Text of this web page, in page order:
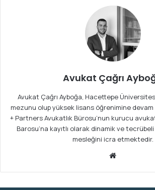
Avukat Çağrı
Avukat Çağrı Ayboğa, Hacettepe
mezunu olup yüksek lisans öğrenimine
+ Partners Avukatlık Bürosu’nun kurucu
Barosu’na kayıtlı olarak dinamik ve
mesleğini icra etmektedir.